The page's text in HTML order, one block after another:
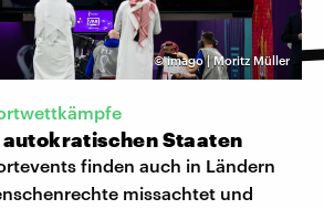
©imago | Moritz Müller
Staaten
finden auch in Ländern
missachtet und